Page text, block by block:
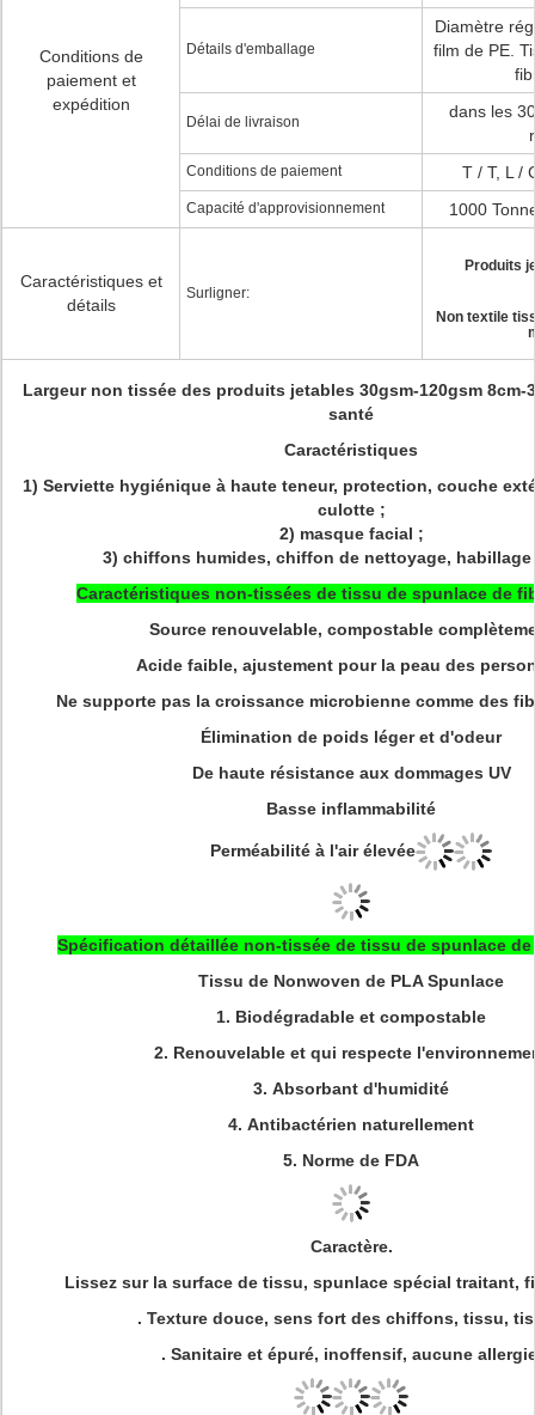
Conditions de
paiement et
expédition
Détails d'emballage
Diamètre
film de PE.
Délai de livraison
dans les
Conditions de paiement T / T, L /
Capacité d'approvisionnement 1000
Caractéristiques et
détails
Surligner:
Produits
Non textile
Largeur non tissée des produits jetables 30gsm-120gsm 8cm-
santé
Caractéristiques
1) Serviette hygiénique à haute teneur, protection, couche
culotte ;
2) masque facial ;
3) chiffons humides, chiffon de nettoyage, habillage
Caractéristiques non-tissées de tissu de spunlace de
Source renouvelable, compostable
Acide faible, ajustement pour la peau des
Ne supporte pas la croissance microbienne comme des
Élimination de poids léger et d'odeur
De haute résistance aux dommages UV
Basse inflammabilité
Perméabilité à l'air élevée
Spécification détaillée non-tissée de tissu de spunlace de
Tissu de Nonwoven de PLA Spunlace
1. Biodégradable et compostable
2. Renouvelable et qui respecte
3. Absorbant d'humidité
4. Antibactérien naturellement
5. Norme de FDA
Caractère.
Lissez sur la surface de tissu, spunlace spécial traitant,
. Texture douce, sens fort des chiffons, tissu,
. Sanitaire et épuré, inoffensif, aucune